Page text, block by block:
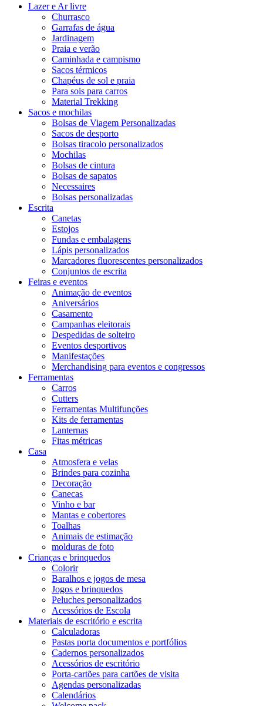
Lazer e Ar livre
Churrasco
Garrafas de água
Jardinagem
Praia e verão
Caminhada e campismo
Sacos térmicos
Chapéus de sol e praia
Para sois para carros
Material Trekking
Sacos e mochilas
Bolsas de Viagem Personalizadas
Sacos de desporto
Bolsas tiracolo personalizados
Mochilas
Bolsas de cintura
Bolsas de sapatos
Necessaires
Bolsas personalizadas
Escrita
Canetas
Estojos
Fundas e embalagens
Lápis personalizados
Marcadores fluorescentes personalizados
Conjuntos de escrita
Feiras e eventos
Animação de eventos
Aniversários
Casamento
Campanhas eleitorais
Despedidas de solteiro
Eventos desportivos
Manifestações
Merchandising para eventos e congressos
Ferramentas
Carros
Cutters
Ferramentas Multifunções
Kits de ferramentas
Lanternas
Fitas métricas
Casa
Atmosfera e velas
Brindes para cozinha
Decoração
Canecas
Vinho e bar
Mantas e cobertores
Toalhas
Animais de estimação
molduras de foto
Crianças e brinquedos
Colorir
Baralhos e jogos de mesa
Jogos e brinquedos
Peluches personalizados
Acessórios de Escola
Materiais de escritório e escrita
Calculadoras
Pastas porta documentos e portfólios
Cadernos personalizados
Acessórios de escritório
Porta-cartões para cartões de visita
Agendas personalizadas
Calendários